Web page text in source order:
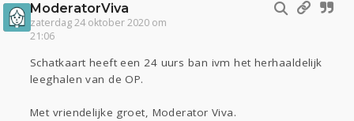
ModeratorViva
zaterdag 24 oktober 2020 om
21:06
Schatkaart heeft een 24 uurs ban ivm het herhaaldelijk
leeghalen van de OP.
Met vriendelijke groet, Moderator Viva.